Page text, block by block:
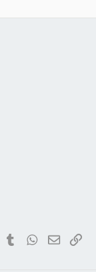
PinterestTumblrWhatsApp
電子郵
連